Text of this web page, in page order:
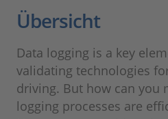
Übersicht
Data logging is a key
validating technologies
driving. But how can you
logging processes are